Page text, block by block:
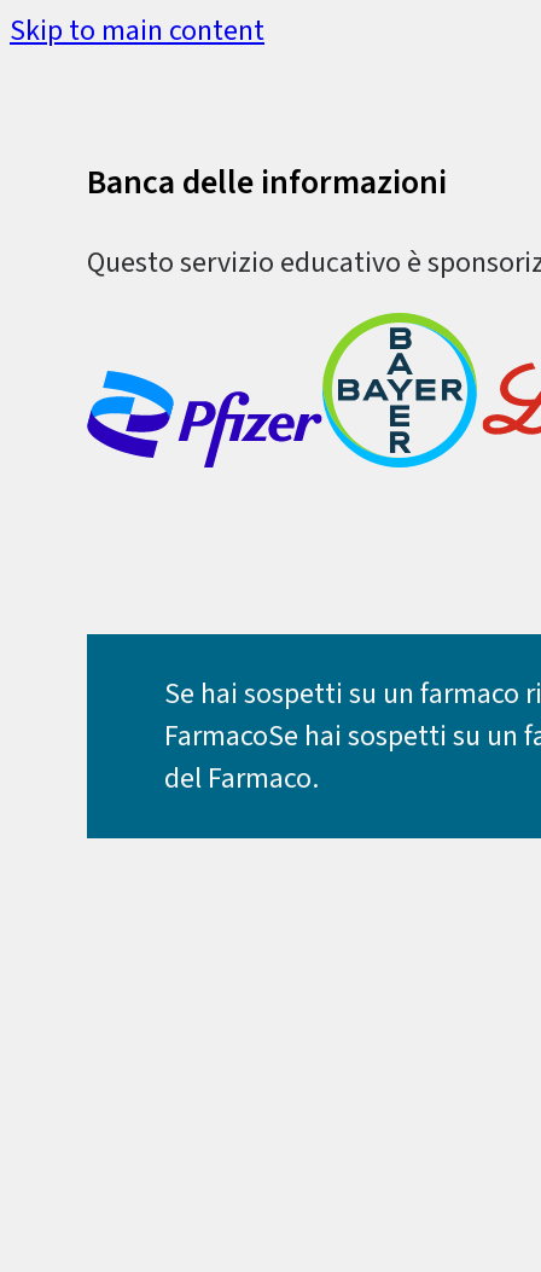
Skip to main content
Banca delle informazioni
Questo servizio educativo è
Se hai sospetti su un farmaco
FarmacoSe hai sospetti su un
del Farmaco.